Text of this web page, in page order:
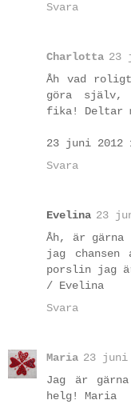
Svara
Charlotta 23
Åh vad
göra själv,
fika! Deltar
23 juni 2012
Svara
Evelina 23
Åh, är
jag
porslin jag
/ Evelina
Svara
Maria 23 juni
Jag är
helg! Maria